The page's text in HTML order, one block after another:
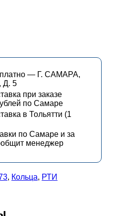
— Г. САМАРА,
Д. 5
при заказе
по Самаре
в Тольятти (1
по Самаре и за
менеджер
, Кольца, РТИ